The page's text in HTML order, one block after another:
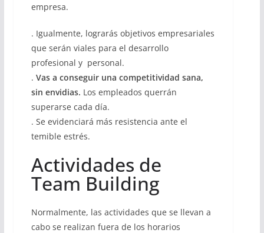
empresa.
. Igualmente, lograrás objetivos empresariales
que serán viales para el desarrollo
profesional y personal.
. Vas a conseguir una competitividad sana,
sin envidias. Los empleados querrán
superarse cada día.
. Se evidenciará más resistencia ante el
temible estrés.
Actividades de
Team Building
Normalmente, las actividades que se llevan a
cabo se realizan fuera de los horarios